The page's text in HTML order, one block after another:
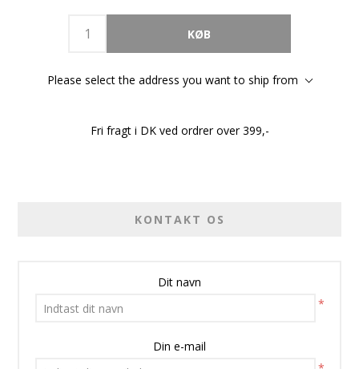
Please select the address you want to ship from
Fri fragt i DK ved ordrer over 399,-
KONTAKT OS
Dit navn
*
Din e-mail